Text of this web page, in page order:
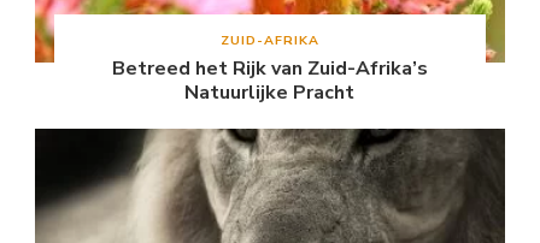
ZUID-AFRIKA
Betreed het Rijk van Zuid-Afrika’s
Natuurlijke Pracht